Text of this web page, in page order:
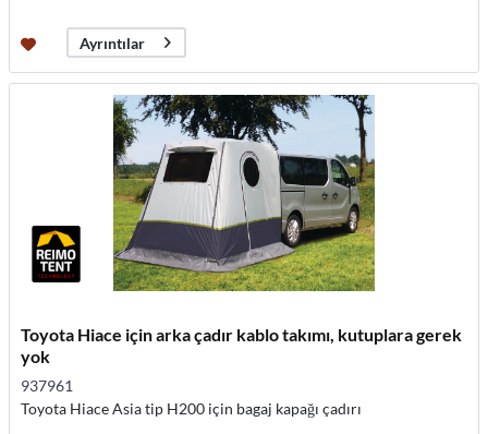
Ayrıntılar
Toyota Hiace için arka çadır kablo takımı, kutuplara gerek
yok
937961
Toyota Hiace Asia tip H200 için bagaj kapağı çadırı